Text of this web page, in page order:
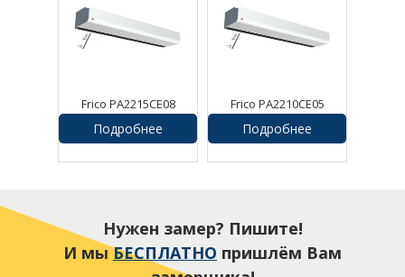
Frico PA2215CE08
Воздушная завеса
Подробнее
Frico PA2210CE05
Воздушная завеса
Подробнее
Нужен замер? Пишите!
И мыБЕСПЛАТНО пришлём Вам